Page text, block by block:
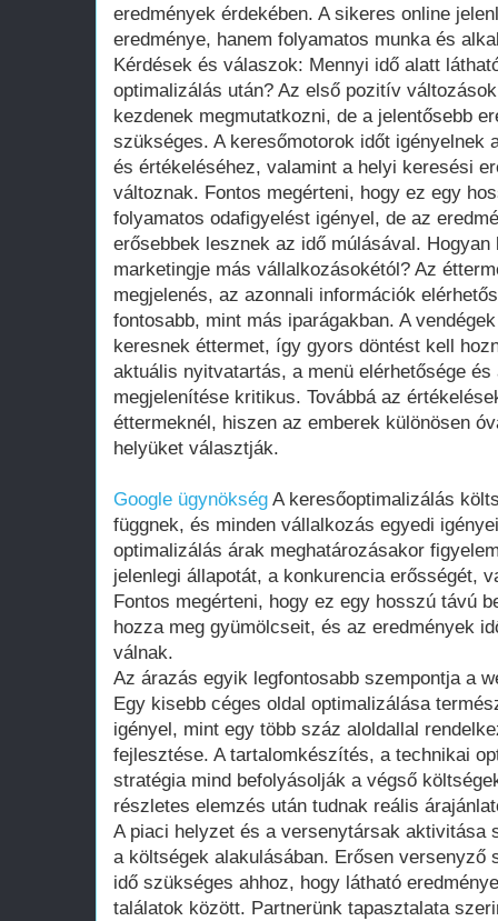
eredmények érdekében. A sikeres online
eredménye, hanem folyamatos munka és
Kérdések és válaszok: Mennyi idő alatt
optimalizálás után? Az első pozitív
kezdenek megmutatkozni, de a jelentősebb
szükséges. A keresőmotorok időt igényelnek
és értékeléséhez, valamint a helyi keresési
változnak. Fontos megérteni, hogy ez egy
folyamatos odafigyelést igényel, de az
erősebbek lesznek az idő múlásával.
marketingje más vállalkozásokétól? Az
megjelenés, az azonnali információk
fontosabb, mint más iparágakban. A
keresnek éttermet, így gyors döntést kell
aktuális nyitvatartás, a menü elérhetősége
megjelenítése kritikus. Továbbá az
éttermeknél, hiszen az emberek különösen
helyüket választják.
Google ügynökség A keresőoptimalizálás
függnek, és minden vállalkozás egyedi
optimalizálás árak meghatározásakor
jelenlegi állapotát, a konkurencia erősségét,
Fontos megérteni, hogy ez egy hosszú távú
hozza meg gyümölcseit, és az eredmények
válnak.
Az árazás egyik legfontosabb szempontja a
Egy kisebb céges oldal optimalizálása
igényel, mint egy több száz aloldallal
fejlesztése. A tartalomkészítés, a technikai
stratégia mind befolyásolják a végső
részletes elemzés után tudnak reális
A piaci helyzet és a versenytársak aktivitása
a költségek alakulásában. Erősen versenyző
idő szükséges ahhoz, hogy látható
találatok között. Partnerünk tapasztalata